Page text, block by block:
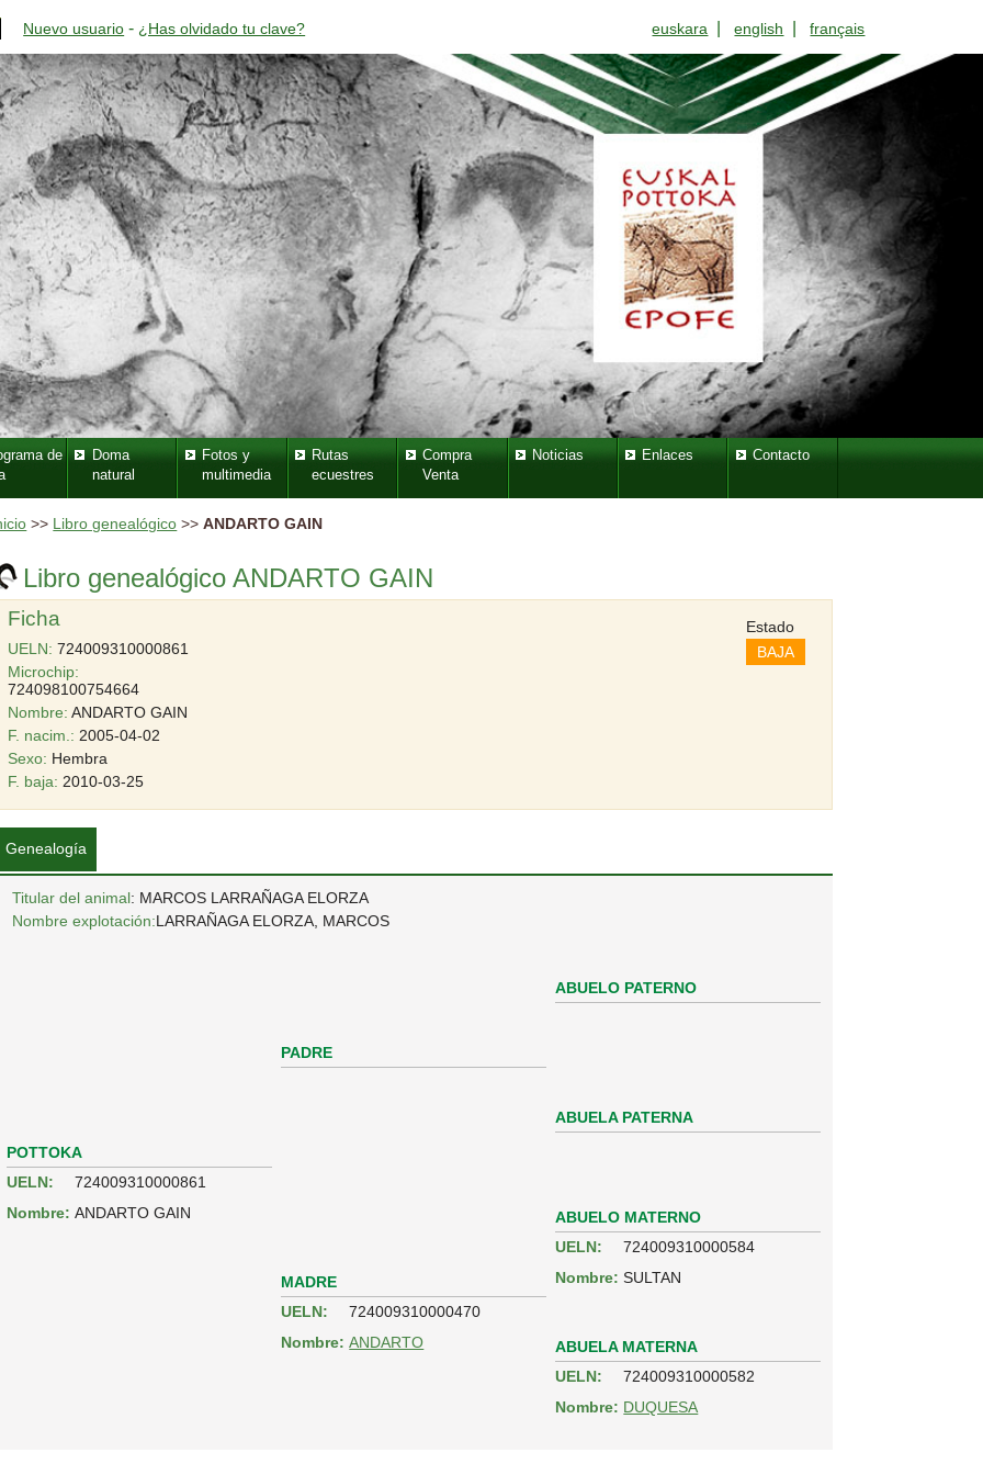
Nuevo usuario - ¿Has olvidado tu clave? euskara |english |français
de
Doma
natural
Fotos y
multimedia
Rutas
ecuestres
Compra
Venta
Noticias Enlaces Contacto
>> Libro genealógico >>ANDARTO GAIN
Libro genealógico ANDARTO GAIN
Ficha
UELN: 724009310000861
Microchip:
724098100754664
Nombre: ANDARTO GAIN
F. nacim.: 2005-04-02
Sexo: Hembra
Estado
BAJA
F. baja: 2010-03-25
Genealogía
Titular del animal: MARCOS LARRAÑAGA ELORZA
Nombre explotación:LARRAÑAGA ELORZA, MARCOS
POTTOKA
UELN:
724009310000861
Nombre: ANDARTO GAIN
PADRE
ABUELO PATERNO
ABUELA PATERNA
MADRE
UELN:
724009310000470
Nombre: ANDARTO
ABUELO MATERNO
UELN:
724009310000584
Nombre: SULTAN
ABUELA MATERNA
UELN:
724009310000582
Nombre: DUQUESA